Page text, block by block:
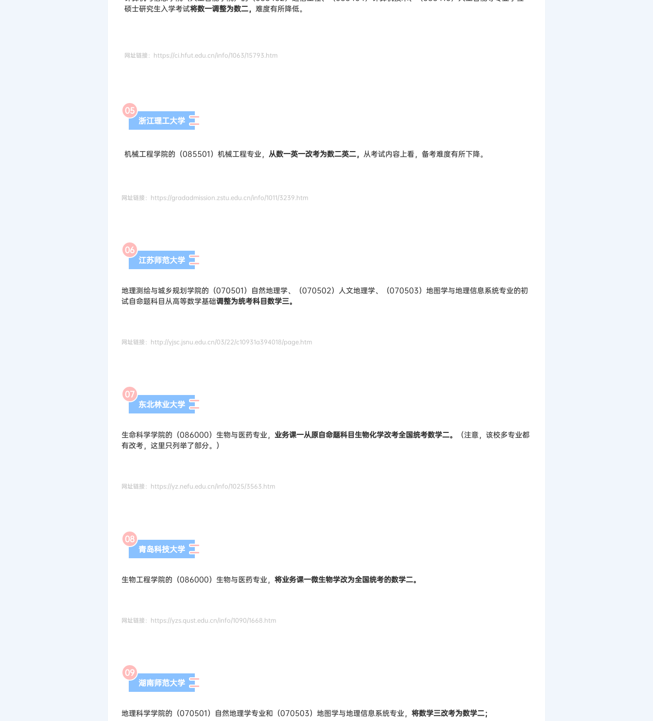
硕士研究生入学考试将数一调整为数二， 难度有所降低。
网址链接：https://ci.hfut.edu.cn/info/1063/15793.htm
05
浙江理工大学
机械工程学院的（085501）机械工程专业， 从数一英一改考为数二英二， 从考试内容上看，备考难度有所下降。
网址链接：https://gradadmission.zstu.edu.cn/info/1011/3239.htm
06
江苏师范大学
地理测绘与城乡规划学院的（070501）自然地理学、（070502）人文地理学、（070503）地图学与地理信息系统专业的初
试自命题科目从高等数学基础调整为统考科目数学三。
网址链接：http://yjsc.jsnu.edu.cn/03/22/c10931a394018/page.htm
07
东北林业大学
生命科学学院的（086000）生物与医药专业， 业务课一从原自命题科目生物化学改考全国统考数学二。
（注意，该校多专业都
有改考，这里只列举了部分。）
网址链接：https://yz.nefu.edu.cn/info/1025/3563.htm
08
青岛科技大学
生物工程学院的（086000）生物与医药专业， 将业务课一微生物学改为全国统考的数学二。
网址链接：https://yzs.qust.edu.cn/info/1090/1668.htm
09
湖南师范大学
地理科学学院的（070501）自然地理学专业和（070503）地图学与地理信息系统专业， 将数学三改考为数学二；